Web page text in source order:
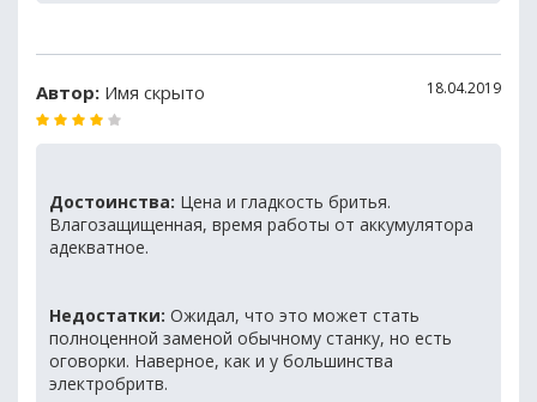
Автор: Имя скрыто 18.04.2019
Достоинства: Цена и гладкость бритья.
Влагозащищенная, время работы от аккумулятора
адекватное.
Недостатки: Ожидал, что это может стать
полноценной заменой обычному станку, но есть
оговорки. Наверное, как и у большинства
электробритв.